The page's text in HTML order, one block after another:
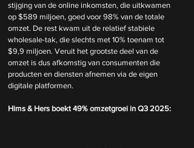
stijging van de online inkomsten, die uitkwamen
op $589 miljoen, goed voor 98% van de totale
omzet. De rest kwam uit de relatief stabiele
wholesale-tak, die slechts met 10% toenam tot
$9,9 miljoen. Veruit het grootste deel van de
omzet is dus afkomstig van consumenten die
producten en diensten afnemen via de eigen
digitale platformen.
Hims & Hers boekt 49% omzetgroei in Q3 2025: